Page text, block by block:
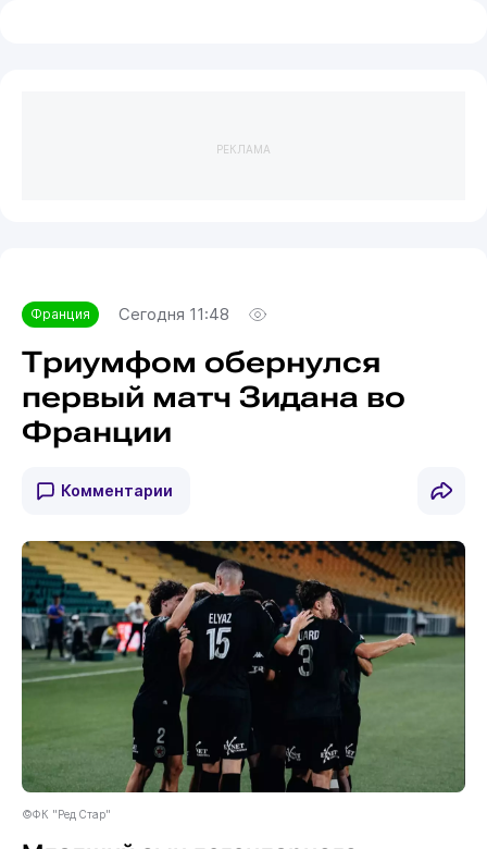
РЕКЛАМА
Франция Сегодня 11:48
Триумфом обернулся
первый матч Зидана во
Франции
Комментарии
©ФК "Ред Стар"